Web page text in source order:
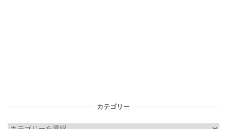
カテゴリー